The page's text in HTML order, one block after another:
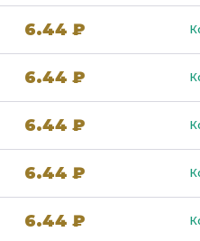
6.44 ₽
6.44 ₽
6.44 ₽
6.44 ₽
6.44 ₽